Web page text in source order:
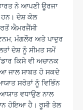
ਨੇ ਆਪਣੀ ਊਰਜਾ
ਦੇਸ਼ ਕੋਲ
ਐਮਰਜੈਂਸੀ
ਮੰਗਲੌਰ ਅਤੇ ਪਾਦੁਰ
ਦੇਸ਼ ਨੂੰ ਸੀਮਤ ਸਮੇਂ
ਕਿਸੇ ਵੀ ਅਚਾਨਕ
ਜਾਲ ਸਾਬਤ ਹੋ ਸਕਦੇ
ਸਰੋਤਾਂ ਨੂੰ ਵਿਭਿੰਨ
ਵਧਾਉਣ ਨਾਲ
ਹੋਇਆ ਹੈ। ਰੂਸੀ ਤੇਲ